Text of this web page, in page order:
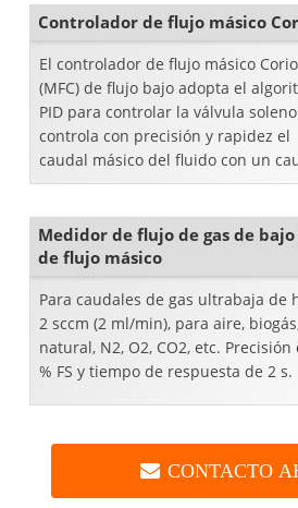
Controlador de flujo másico
El controlador de flujo másico
(MFC) de flujo bajo adopta el
PID para controlar la válvula
controla con precisión y rapidez el
caudal másico del fluido con un
bajo.
Medidor de flujo de gas de
de flujo másico
Para caudales de gas ultrabaja de
2 sccm (2 ml/min), para aire,
natural, N2, O2, CO2, etc. Precisión
% FS y tiempo de respuesta de 2 s.
CONTACTO